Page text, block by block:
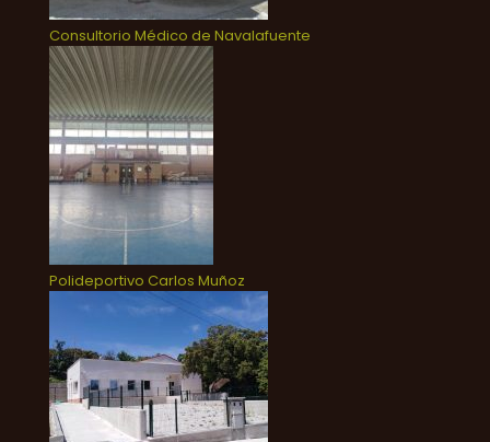
Consultorio Médico de Navalafuente
Polideportivo Carlos Muñoz